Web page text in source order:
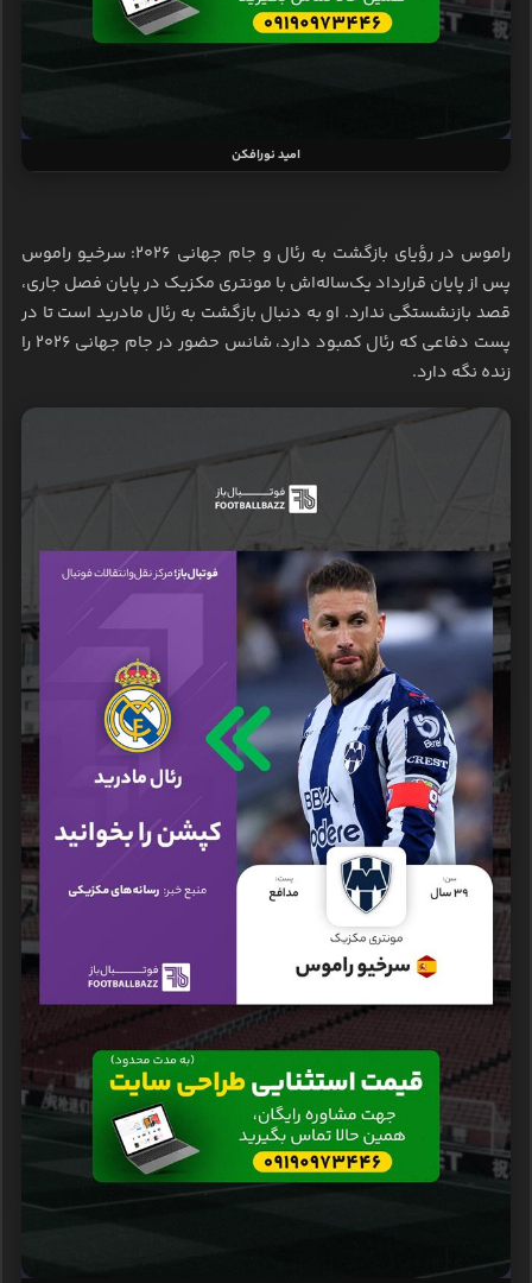
امید نورافکن
راموس در رؤیای بازگشت به رئال و جام جهانی ۲۰۲۶: سرخیو راموس
پس از پایان قرارداد یک‌ساله‌اش با مونتری مکزیک در پایان فصل جاری،
قصد بازنشستگی ندارد. او به دنبال بازگشت به رئال مادرید است تا در
پست دفاعی که رئال کمبود دارد، شانس حضور در جام جهانی ۲۰۲۶ را
زنده نگه دارد.